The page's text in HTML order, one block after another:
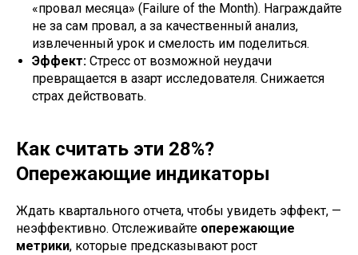
«провал месяца» (Failure of the Month). Награждайте
не за сам провал, а за качественный анализ,
извлеченный урок и смелость им поделиться.
Эффект: Стресс от возможной неудачи
превращается в азарт исследователя. Снижается
страх действовать.
Как считать эти 28%?
Опережающие индикаторы
Ждать квартального отчета, чтобы увидеть эффект, —
неэффективно. Отслеживайте опережающие
метрики, которые предсказывают рост